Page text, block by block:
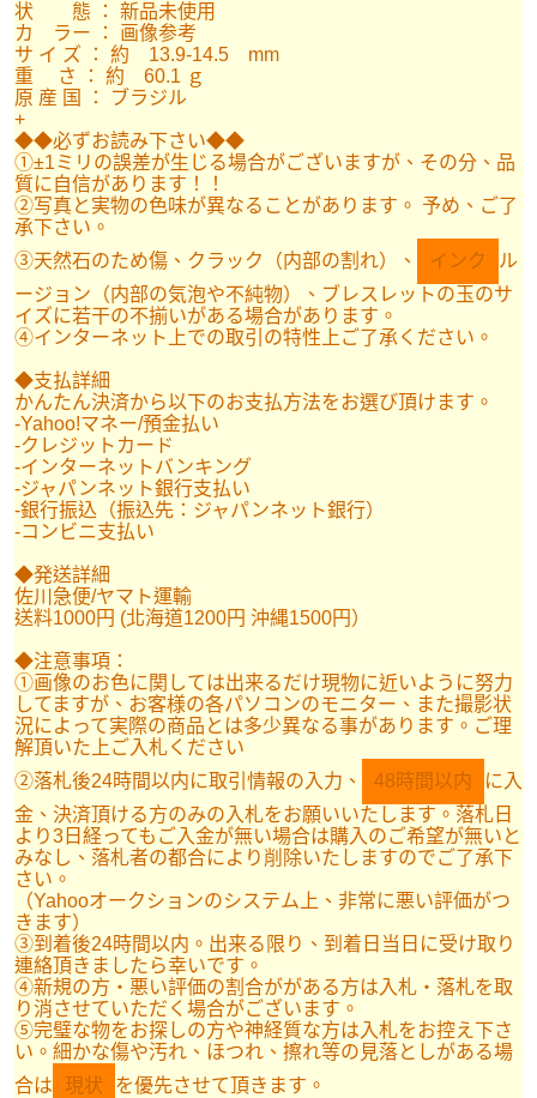
状 態 ： 新品未使用
カ ラー ： 画像参考
サ イ ズ ： 約 13.9-14.5 mm
重 さ ： 約 60.1 ｇ
原 産 国 ： ブラジル
+
◆◆必ずお読み下さい◆◆
①±1ミリの誤差が生じる場合がございますが、その分、品
質に自信があります！！
②写真と実物の色味が異なることがあります。 予め、ご了
承下さい。
③天然石のため傷、クラック（内部の割れ）、
インク
ル
ージョン（内部の気泡や不純物）、ブレスレットの玉のサ
イズに若干の不揃いがある場合があります。
④インターネット上での取引の特性上ご了承ください。
◆支払詳細
かんたん決済から以下のお支払方法をお選び頂けます。
-Yahoo!マネー/預金払い
-クレジットカード
-インターネットバンキング
-ジャパンネット銀行支払い
-銀行振込（振込先：ジャパンネット銀行）
-コンビニ支払い
◆発送詳細
佐川急便/ヤマト運輸
送料1000円 (北海道1200円 沖縄1500円）
◆注意事項：
①画像のお色に関しては出来るだけ現物に近いように努力
してますが、お客様の各パソコンのモニター、また撮影状
況によって実際の商品とは多少異なる事があります。ご理
解頂いた上ご入札ください
②落札後24時間以内に取引情報の入力、
48時間以内
に入
金、決済頂ける方のみの入札をお願いいたします。落札日
より3日経ってもご入金が無い場合は購入のご希望が無いと
みなし、落札者の都合により削除いたしますのでご了承下
さい。
（Yahooオークションのシステム上、非常に悪い評価がつ
きます）
③到着後24時間以内。出来る限り、到着日当日に受け取り
連絡頂きましたら幸いです。
④新規の方・悪い評価の割合ががある方は入札・落札を取
り消させていただく場合がございます。
⑤完璧な物をお探しの方や神経質な方は入札をお控え下さ
い。細かな傷や汚れ、ほつれ、擦れ等の見落としがある場
合は
現状 を優先させて頂きます。